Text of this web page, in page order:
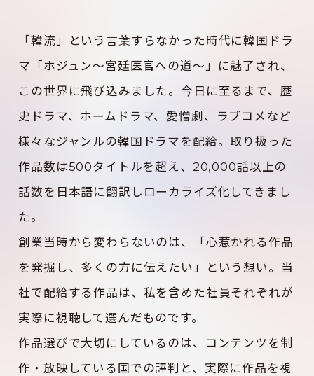
「韓流」という言葉すらなかった時代に韓国ドラ
マ「ホジュン～宮廷医官への道～」に魅了され、
この世界に飛び込みました。今日に至るまで、歴
史ドラマ、ホームドラマ、愛憎劇、ラブコメなど
様々なジャンルの韓国ドラマを配給。取り扱った
作品数は500タイトルを超え、20,000話以上の
話数を日本語に翻訳しローカライズ化してきまし
た。
創業当時から変わらないのは、「心惹かれる作品
を発掘し、多くの方に伝えたい」という想い。当
社で配給する作品は、私を含めた社員それぞれが
実際に視聴して選んだものです。
作品選びで大切にしているのは、コンテンツを制
作・放映している国での評判と、実際に作品を視